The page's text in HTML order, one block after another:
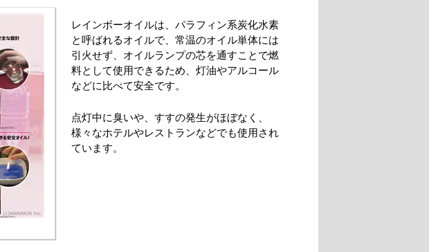
レインボーオイルは、パラフィン系炭化水素
と呼ばれるオイルで、常温のオイル単体には
引火せず、オイルランプの芯を通すことで燃
料として使用できるため、灯油やアルコール
などに比べて安全です。
点灯中に臭いや、すすの発生がほぼなく、
様々なホテルやレストランなどでも使用され
ています。